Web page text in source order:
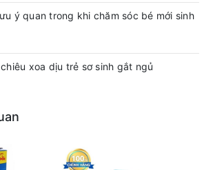
ý quan trong khi chăm sóc bé mới sinh
xoa dịu trẻ sơ sinh gắt ngủ